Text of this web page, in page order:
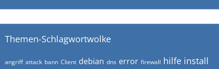
Themen-Schlagwortwolke
angriff attack bann Client debian dns error firewall hilfe install